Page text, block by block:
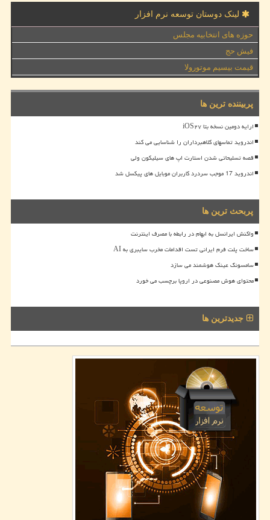
لینک دوستان توسعه نرم افزار
حوزه های انتخابیه مجلس
فیش حج
قیمت بیسیم موتورولا
پربیننده ترین ها
ارایه دومین نسخه بتا iOS۲۷
اندروید تماسهای کلاهبرداران را شناسایی می کند
قصه تسلیحاتی شدن استارت اپ های سیلیکون ولی
اندروید 17 موجب سردرد کاربران موبایل های پیکسل شد
پربحث ترین ها
واکنش ایرانسل به ابهام در رابطه با مصرف اینترنت
ساخت پلت فرم ایرانی تست اقدامات مخرب سایبری به AI
سامسونگ عینک هوشمند می سازد
محتوای هوش مصنوعی در اروپا برچسب می خورد
جدیدترین ها